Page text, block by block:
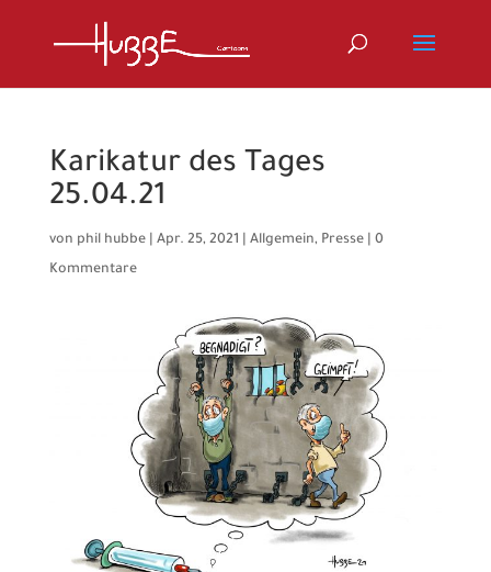
Karikatur des Tages
25.04.21
von phil hubbe| Apr. 25, 2021 Allgemein, Presse| 0
Kommentare